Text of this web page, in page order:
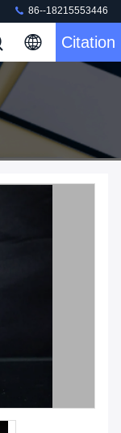
86--18215553446
Citation